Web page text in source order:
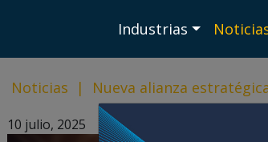
Industrias
Noticias | Nueva alianza
10 julio, 2025